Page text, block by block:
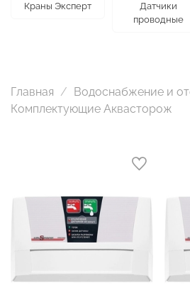
Краны Эксперт
Датчики
проводные
Главная Водоснабжение и
Комплектующие Аквасторож